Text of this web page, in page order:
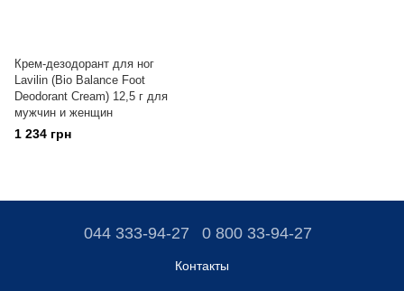
Крем-дезодорант для ног
Lavilin (Bio Balance Foot
Deodorant Cream) 12,5 г для
мужчин и женщин
1 234 грн
044 333-94-27 0 800 33-94-27
Контакты